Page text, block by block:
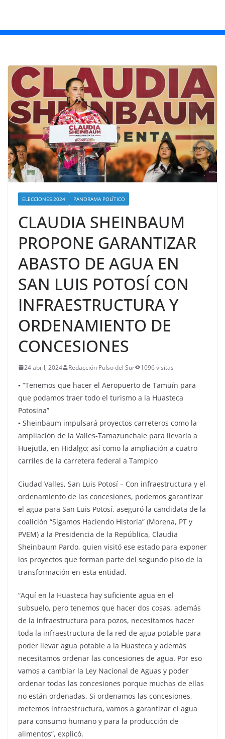
ELECCIONES 2024 PANORAMA POLÍTICO
CLAUDIA SHEINBAUM
PROPONE GARANTIZAR
ABASTO DE AGUA EN
SAN LUIS POTOSÍ CON
INFRAESTRUCTURA Y
ORDENAMIENTO DE
CONCESIONES
24 abril, 2024 Redacción Pulso del Sur 1096 visitas
▪ “Tenemos que hacer el Aeropuerto de Tamuín para
que podamos traer todo el turismo a la Huasteca
Potosina”
▪ Sheinbaum impulsará proyectos carreteros como la
ampliación de la Valles-Tamazunchale para llevarla a
Huejutla, en Hidalgo; así como la ampliación a cuatro
carriles de la carretera federal a Tampico
Ciudad Valles, San Luis Potosí – Con infraestructura y el
ordenamiento de las concesiones, podemos garantizar
el agua para San Luis Potosí, aseguró la candidata de la
coalición “Sigamos Haciendo Historia” (Morena, PT y
PVEM) a la Presidencia de la República, Claudia
Sheinbaum Pardo, quien visitó ese estado para exponer
los proyectos que forman parte del segundo piso de la
transformación en esta entidad.
“Aquí en la Huasteca hay suficiente agua en el
subsuelo, pero tenemos que hacer dos cosas, además
de la infraestructura para pozos, necesitamos hacer
toda la infraestructura de la red de agua potable para
poder llevar agua potable a la Huasteca y además
necesitamos ordenar las concesiones de agua. Por eso
vamos a cambiar la Ley Nacional de Aguas y poder
ordenar todas las concesiones porque muchas de ellas
no están ordenadas. Si ordenamos las concesiones,
metemos infraestructura, vamos a garantizar el agua
para consumo humano y para la producción de
alimentos”, explicó.